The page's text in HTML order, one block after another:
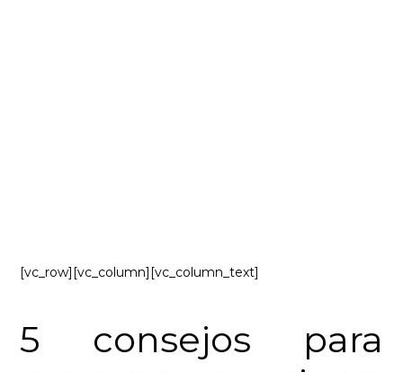
[vc_row][vc_column][vc_column_text]
5 consejos para